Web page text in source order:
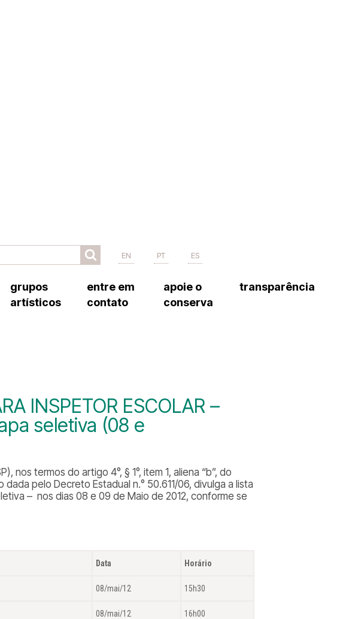
EN PT ES
grupos
artísticos
entre em
contato
assessoria de imprensa
trabalhe conosco
apoie o
conserva
transparência
INSPETOR ESCOLAR –
seletiva (08 e
nos termos do artigo 4°, § 1°, item 1, aliena “b”, do
pelo Decreto Estadual n.° 50.611/06, divulga a lista
– nos dias 08 e 09 de Maio de 2012, conforme se
Data Horário
08/mai/12 15h30
08/mai/12 16h00